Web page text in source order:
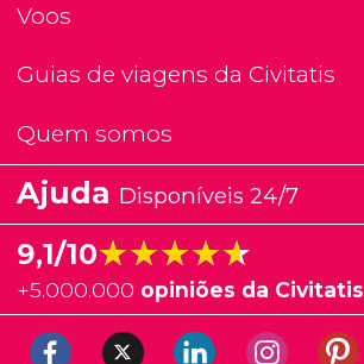
Voos
Guias de viagens da Civitatis
Quem somos
Ajuda Disponíveis 24/7
9,1/10★★★★★
★★★★★
+5.000.000 opiniões da Civitatis